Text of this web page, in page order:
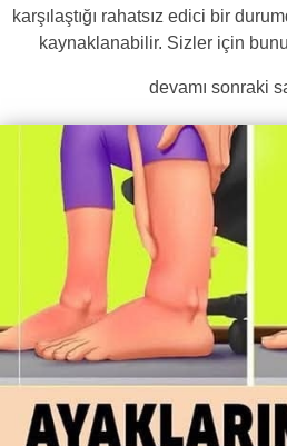
karşılaştığı rahatsız edici bir
kaynaklanabilir. Sizler için
devamı sonraki